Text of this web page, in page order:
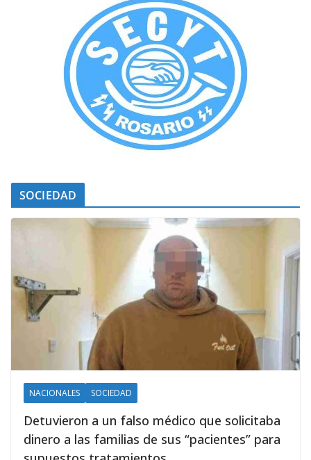
SOCIEDAD
NACIONALES SOCIEDAD
Detuvieron a un falso médico que solicitaba
dinero a las familias de sus “pacientes” para